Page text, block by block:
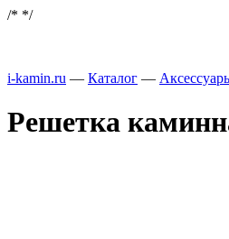
/* */
i-kamin.ru — Каталог —
Решетка